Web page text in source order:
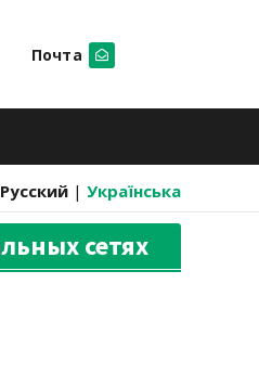
Почта
Русский | Українська
сетях